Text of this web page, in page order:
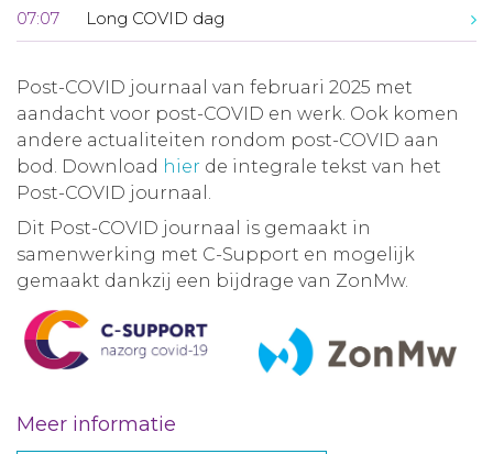
07:07 Long COVID dag
Post-COVID journaal van februari 2025 met
aandacht voor post-COVID en werk. Ook komen
andere actualiteiten rondom post-COVID aan
bod. Download hier de integrale tekst van het
Post-COVID journaal.
Dit Post-COVID journaal is gemaakt in
samenwerking met C-Support en mogelijk
gemaakt dankzij een bijdrage van ZonMw.
Meer informatie